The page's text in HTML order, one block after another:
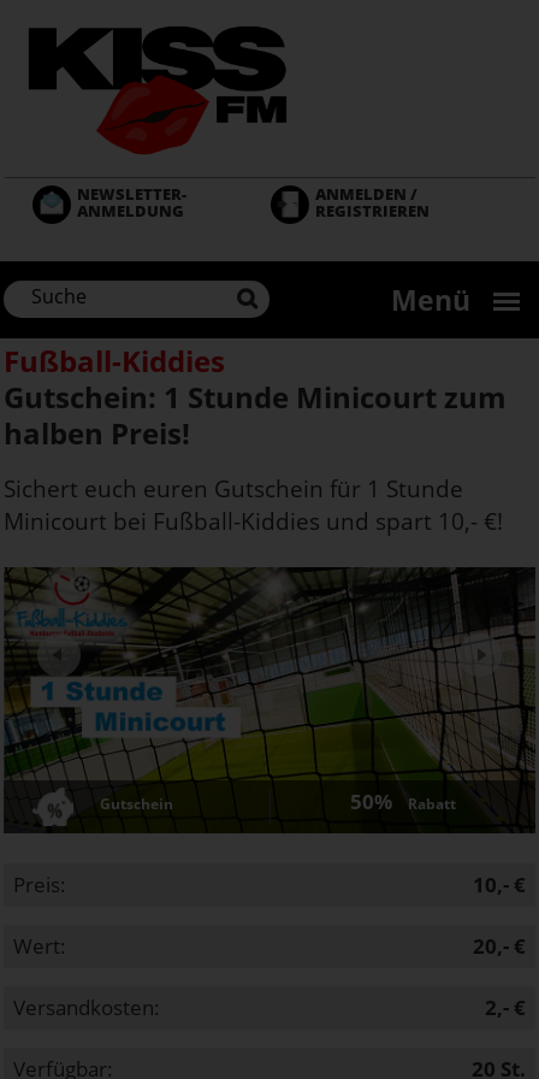
zum
NEWSLETTER-
ANMELDUNG
ANMELDEN /
REGISTRIEREN
Menü
Fußball-Kiddies
Gutschein: 1 Stunde Minicourt zum
halben Preis!
Sichert euch euren Gutschein für 1 Stunde
Minicourt bei Fußball-Kiddies und spart 10,- €!
Gutschein 50% Rabatt
Next
Preis: 10,- €
Wert: 20,- €
Versandkosten: 2,- €
Verfügbar: 20 St.